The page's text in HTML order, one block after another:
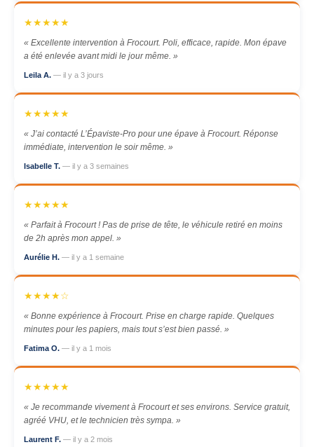
★★★★★
« Excellente intervention à Frocourt. Poli, efficace, rapide. Mon épave
a été enlevée avant midi le jour même. »
Leila A. — il y a 3 jours
★★★★★
« J’ai contacté L’Épaviste-Pro pour une épave à Frocourt. Réponse
immédiate, intervention le soir même. »
Isabelle T. — il y a 3 semaines
★★★★★
« Parfait à Frocourt ! Pas de prise de tête, le véhicule retiré en moins
de 2h après mon appel. »
Aurélie H. — il y a 1 semaine
★★★★☆
« Bonne expérience à Frocourt. Prise en charge rapide. Quelques
minutes pour les papiers, mais tout s’est bien passé. »
Fatima O. — il y a 1 mois
★★★★★
« Je recommande vivement à Frocourt et ses environs. Service gratuit,
agréé VHU, et le technicien très sympa. »
Laurent F. — il y a 2 mois